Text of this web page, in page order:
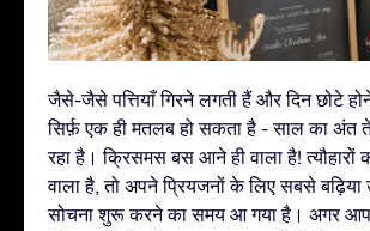
जैसे-जैसे पत्तियाँ गिरने लगती हैं और दिन छोटे
सिर्फ़ एक ही मतलब हो सकता है - साल का
रहा है। क्रिसमस बस आने ही वाला है! त्यौहारों
वाला है, तो अपने प्रियजनों के लिए सबसे बढ़िया
सोचना शुरू करने का समय आ गया है। अगर आप